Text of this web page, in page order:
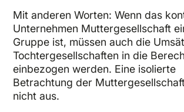
Mit anderen Worten: Wenn das
Unternehmen Muttergesellschaft
Gruppe ist, müssen auch die
Tochtergesellschaften in die
einbezogen werden. Eine isolierte
Betrachtung der
nicht aus.